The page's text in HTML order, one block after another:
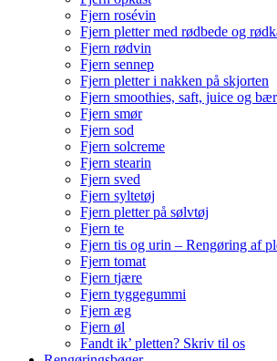
Fjern rosévin
Fjern pletter med rødbede og
Fjern rødvin
Fjern sennep
Fjern pletter i nakken på skjorten
Fjern smoothies, saft, juice og bær
Fjern smør
Fjern sod
Fjern solcreme
Fjern stearin
Fjern sved
Fjern syltetøj
Fjern pletter på sølvtøj
Fjern te
Fjern tis og urin – Rengøring af
Fjern tomat
Fjern tjære
Fjern tyggegummi
Fjern æg
Fjern øl
Fandt ik’ pletten? Skriv til os